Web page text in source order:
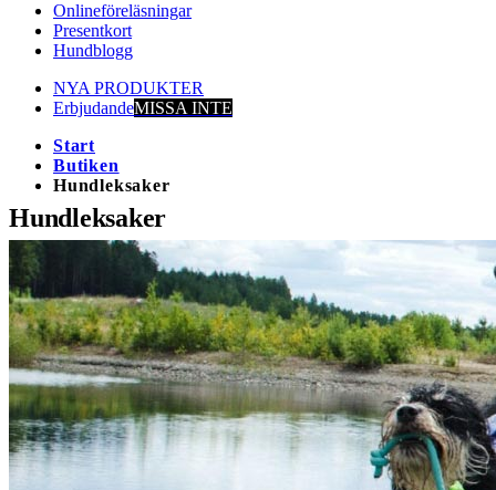
Onlineföreläsningar
Presentkort
Hundblogg
NYA PRODUKTER
ErbjudandeMISSA INTE
Start
Butiken
Hundleksaker
Hundleksaker